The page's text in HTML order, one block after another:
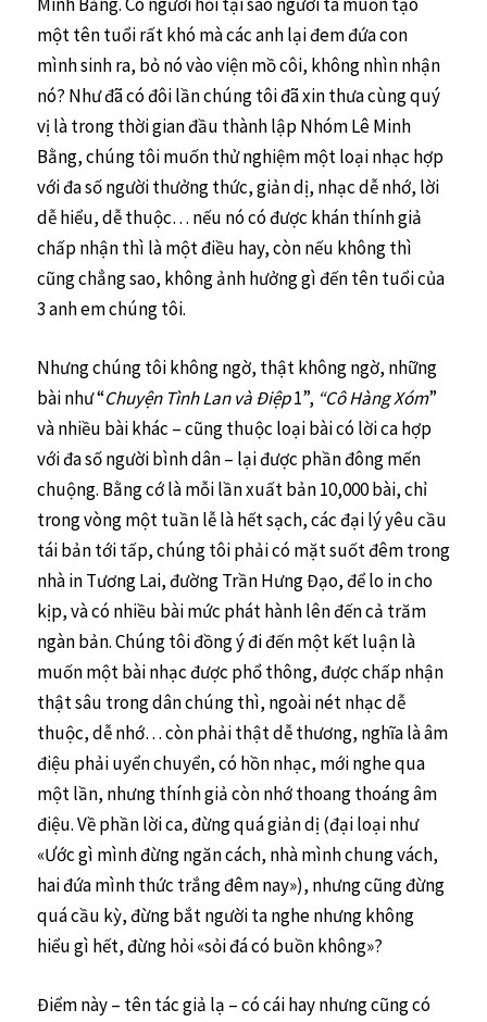
một tên tuổi rất khó mà các anh lại đem đứa con
mình sinh ra, bỏ nó vào viện mồ côi, không nhìn nhận
nó? Như đã có đôi lần chúng tôi đã xin thưa cùng quý
vị là trong thời gian đầu thành lập Nhóm Lê Minh
Bằng, chúng tôi muốn thử nghiệm một loại nhạc hợp
với đa số người thưởng thức, giản dị, nhạc dễ nhớ, lời
dễ hiểu, dễ thuộc… nếu nó có được khán thính giả
chấp nhận thì là một điều hay, còn nếu không thì
cũng chẳng sao, không ảnh hưởng gì đến tên tuổi của
3 anh em chúng tôi.
Nhưng chúng tôi không ngờ, thật không ngờ, những
bài như “Chuyện Tình Lan và Điệp1”, “Cô Hàng Xóm”
và nhiều bài khác – cũng thuộc loại bài có lời ca hợp
với đa số người bình dân – lại được phần đông mến
chuộng. Bằng cớ là mỗi lần xuất bản 10,000 bài, chỉ
trong vòng một tuần lễ là hết sạch, các đại lý yêu cầu
tái bản tới tấp, chúng tôi phải có mặt suốt đêm trong
nhà in Tương Lai, đường Trần Hưng Đạo, để lo in cho
kịp, và có nhiều bài mức phát hành lên đến cả trăm
ngàn bản. Chúng tôi đồng ý đi đến một kết luận là
muốn một bài nhạc được phổ thông, được chấp nhận
thật sâu trong dân chúng thì, ngoài nét nhạc dễ
thuộc, dễ nhớ… còn phải thật dễ thương, nghĩa là âm
điệu phải uyển chuyển, có hồn nhạc, mới nghe qua
một lần, nhưng thính giả còn nhớ thoang thoáng âm
điệu. Về phần lời ca, đừng quá giản dị (đại loại như
«Ước gì mình đừng ngăn cách, nhà mình chung vách,
hai đứa mình thức trắng đêm nay»), nhưng cũng đừng
quá cầu kỳ, đừng bắt người ta nghe nhưng không
hiểu gì hết, đừng hỏi «sỏi đá có buồn không»?
Điểm này – tên tác giả lạ – có cái hay nhưng cũng có